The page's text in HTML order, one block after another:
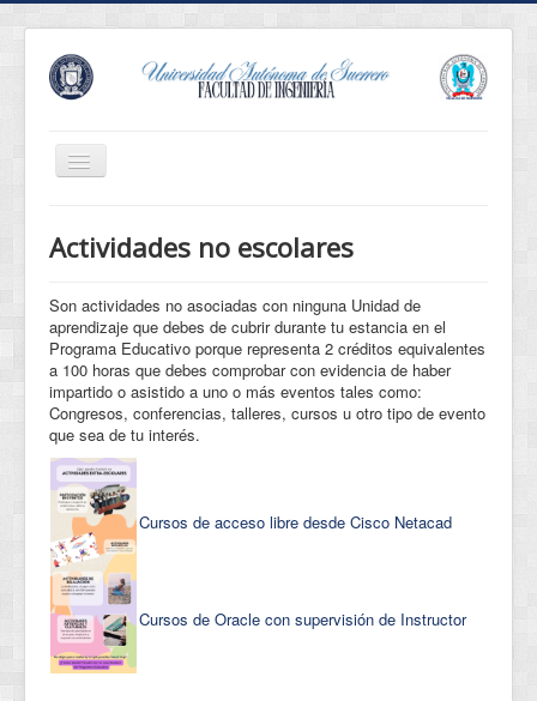
Cambiar
navegación
Eventos
Conócenos
Oferta Educativa
Estudiantes
Egresados
Normatividad
Servicios
Actividades no escolares
Son actividades no asociadas con ninguna Unidad de
aprendizaje que debes de cubrir durante tu estancia en el
Programa Educativo porque representa 2 créditos equivalentes
a 100 horas que debes comprobar con evidencia de haber
impartido o asistido a uno o más eventos tales como:
Congresos, conferencias, talleres, cursos u otro tipo de evento
que sea de tu interés.
Cursos de acceso libre desde Cisco Netacad
Cursos de Oracle con supervisión de Instructor